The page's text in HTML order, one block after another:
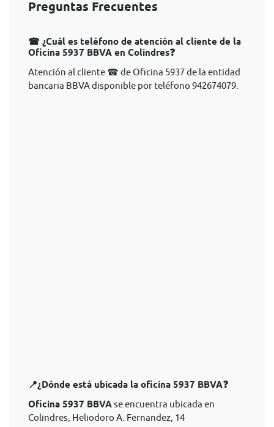
Preguntas Frecuentes
☎ ¿Cuál es teléfono de atención al cliente de la
Oficina 5937 BBVA en Colindres❓
Atención al cliente ☎ de Oficina 5937 de la entidad
bancaria BBVA disponible por teléfono 942674079.
📍¿Dónde está ubicada la oficina 5937 BBVA❓
Oficina 5937 BBVAse encuentra ubicada en
Colindres, Heliodoro A. Fernandez, 14